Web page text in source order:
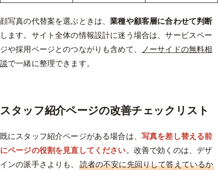
顔写真の代替案を選ぶときは、業種や顧客層に合わせて判断
します。サイト全体の情報設計に迷う場合は、サービスペー
ジや採用ページとのつながりも含めて、
ノーサイドの無料相
談で一緒に整理できます。
スタッフ紹介ページの改善チェックリスト
既にスタッフ紹介ページがある場合は、 写真を差し替える前
にページの役割を見直してください。改善で効くのは、デザ
インの派手さよりも、 読者の不安に先回りして答えているか